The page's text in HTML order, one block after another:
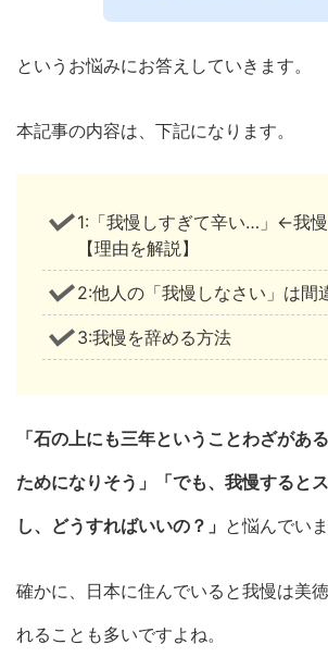
というお悩みにお答えしていきます。
本記事の内容は、下記になります。
1:「我慢しすぎて辛い…」←我
【理由を解説】
2:他人の「我慢しなさい」は間
3:我慢を辞める方法
「石の上にも三年ということわざがあ
ためになりそう」「でも、我慢すると
し、どうすればいいの？」 と悩んでい
確かに、日本に住んでいると我慢は美
れることも多いですよね。